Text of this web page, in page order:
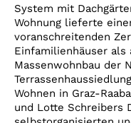
System mit
Wohnung lieferte
voranschreitenden
Einfamilienhäuser als
Massenwohnbau der
Wohnen in Graz-
und Lotte Schreibers